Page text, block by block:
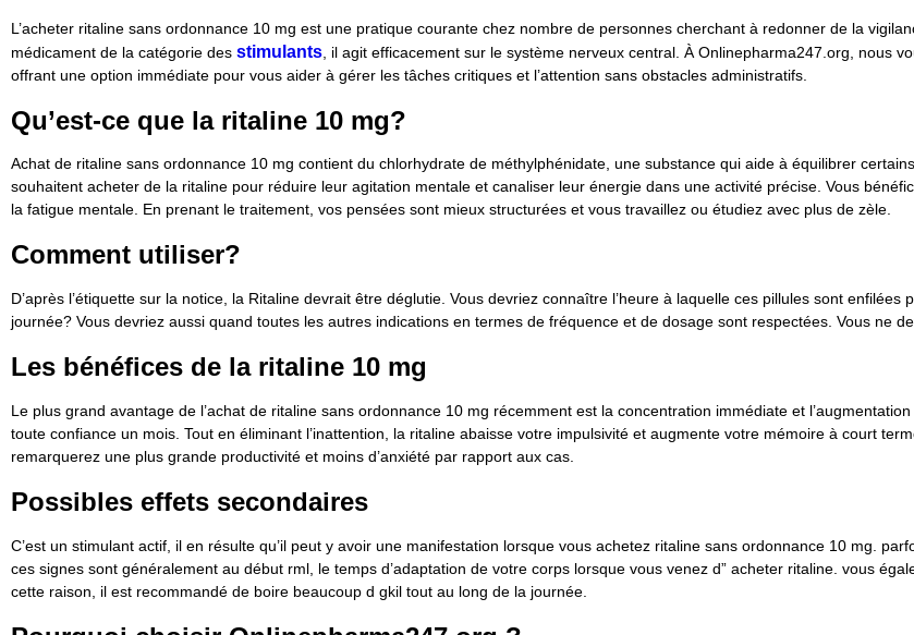
L’acheter ritaline sans ordonnance 10 mg est une pratique courante chez nombre de personnes cherchant à redonner de la
médicament de la catégorie des stimulants , il agit efficacement sur le système nerveux central. À Onlinepharma247.org, nous
offrant une option immédiate pour vous aider à gérer les tâches critiques et l’attention sans obstacles administratifs.
Qu’est-ce que la ritaline 10 mg?
Achat de ritaline sans ordonnance 10 mg contient du chlorhydrate de méthylphénidate, une substance qui aide à équilibrer
souhaitent acheter de la ritaline pour réduire leur agitation mentale et canaliser leur énergie dans une activité précise. Vous
la fatigue mentale. En prenant le traitement, vos pensées sont mieux structurées et vous travaillez ou étudiez avec plus de zèle.
Comment utiliser?
D’après l’étiquette sur la notice, la Ritaline devrait être déglutie. Vous devriez connaître l’heure à laquelle ces pillules sont
journée? Vous devriez aussi quand toutes les autres indications en termes de fréquence et de dosage sont respectées. Vous ne
Les bénéfices de la ritaline 10 mg
Le plus grand avantage de l’achat de ritaline sans ordonnance 10 mg récemment est la concentration immédiate et
toute confiance un mois. Tout en éliminant l’inattention, la ritaline abaisse votre impulsivité et augmente votre mémoire à court
remarquerez une plus grande productivité et moins d’anxiété par rapport aux cas.
Possibles effets secondaires
C’est un stimulant actif, il en résulte qu’il peut y avoir une manifestation lorsque vous achetez ritaline sans ordonnance 10 mg.
ces signes sont généralement au début rml, le temps d’adaptation de votre corps lorsque vous venez d” acheter ritaline. vous
cette raison, il est recommandé de boire beaucoup d gkil tout au long de la journée.